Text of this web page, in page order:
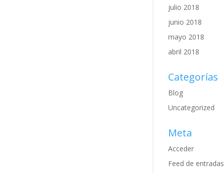
julio 2018
junio 2018
mayo 2018
abril 2018
Categorías
Blog
Uncategorized
Meta
Acceder
Feed de entradas